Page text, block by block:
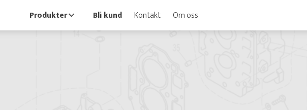
Produkter Bli kund Kontakt Om oss